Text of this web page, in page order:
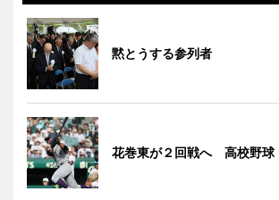
黙とうする参列者
花巻東が２回戦へ 高校野球